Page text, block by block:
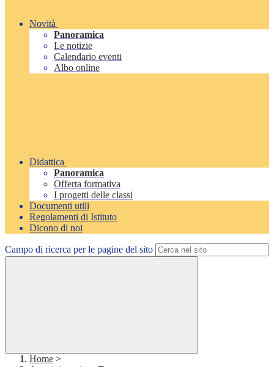
Novità
Panoramica
Le notizie
Calendario eventi
Albo online
Didattica
Panoramica
Offerta formativa
I progetti delle classi
Documenti utili
Regolamenti di Istituto
Dicono di noi
Campo di ricerca per le pagine del sito
Home >